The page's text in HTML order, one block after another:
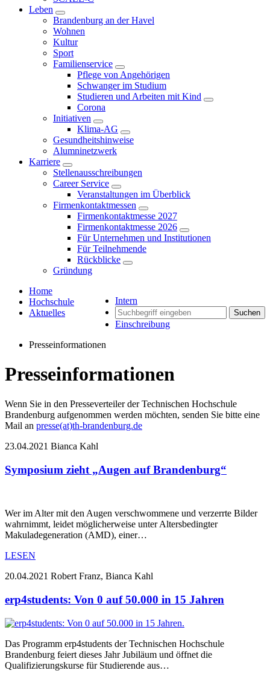
Leben
Brandenburg an der Havel
Wohnen
Kultur
Sport
Familienservice
Pflege von Angehörigen
Schwanger im Studium
Studieren und Arbeiten mit Kind
Corona
Initiativen
Klima-AG
Gesundheitshinweise
Alumninetzwerk
Karriere
Stellenausschreibungen
Career Service
Veranstaltungen im Überblick
Firmenkontaktmessen
Firmenkontaktmesse 2027
Firmenkontaktmesse 2026
Für Unternehmen und Institutionen
Für Teilnehmende
Rückblicke
Gründung
Intern
Suchen
Einschreibung
Home
Hochschule
Aktuelles
Presseinformationen
Presseinformationen
Wenn Sie in den Presseverteiler der Technischen Hochschule
Brandenburg aufgenommen werden möchten, senden Sie bitte eine
Mail an presse(at)th-brandenburg.de
23.04.2021 Bianca Kahl
Symposium zieht „Augen auf Brandenburg“
Wer im Alter mit den Augen verschwommene und verzerrte Bilder
wahrnimmt, leidet möglicherweise unter Altersbedingter
Makuladegeneration (AMD), einer…
LESEN
20.04.2021 Robert Franz, Bianca Kahl
erp4students: Von 0 auf 50.000 in 15 Jahren
Das Programm erp4students der Technischen Hochschule
Brandenburg feiert dieses Jahr Jubiläum und öffnet die
Qualifizierungskurse für Studierende aus…